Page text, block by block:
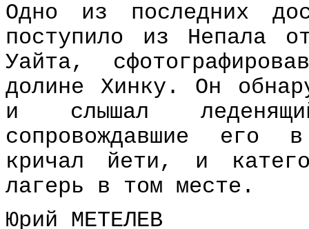
Одно из последних
поступило из Непала
Уайта,
долине Хинку. Он
и слышал
сопровождавшие его
кричал йети, и
лагерь в том месте.
Юрий МЕТЕЛЕВ